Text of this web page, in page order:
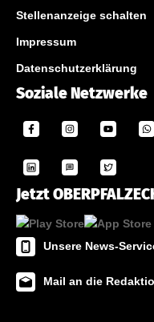
Stellenanzeige schalten
Impressum
Datenschutzerklärung
Soziale Netzwerke
Jetzt
Unsere News-
Mail an die